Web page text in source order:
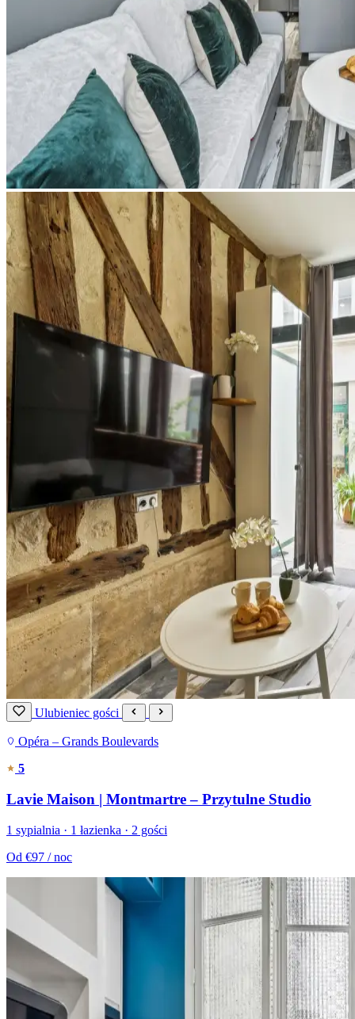
Ulubieniec gości
Opéra – Grands Boulevards
5
Lavie Maison | Montmartre – Przytulne Studio
1 sypialnia · 1 łazienka · 2 gości
Od €97 / noc